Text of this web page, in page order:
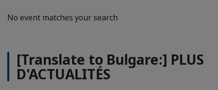
No event matches your search
[Translate to Bulgare:] PLUS
D'ACTUALITÉS